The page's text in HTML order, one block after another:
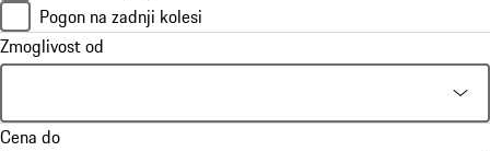
Pogon na zadnji kolesi
Zmoglivost od
Cena do